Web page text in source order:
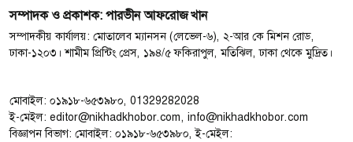
সম্পাদক ও প্রকাশক: পারভীন আফরোজ খান
সম্পাদকীয় কার্যালয়: মোতালেব ম্যানসন (লেভেল-৬), ২-আর কে মিশন রোড,
ঢাকা-১২০৩। শামীম প্রিন্টিং প্রেস, ১৯৪/৫ ফকিরাপুল, মতিঝিল, ঢাকা থেকে মুদ্রিত।
মোবাইল: ০১৯১৮-৬৫৩৯৮০, 01329282028
ই-মেইল: editor@nikhadkhobor.com, info@nikhadkhobor.com
বিজ্ঞাপন বিভাগ: মোবাইল: ০১৯১৮-৬৫৩৯৮০, ই-মেইল: